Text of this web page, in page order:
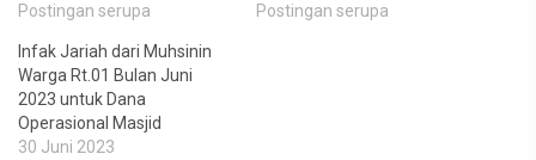
Postingan serupa
Postingan serupa
Infak Jariah dari Muhsinin
Warga Rt.01 Bulan Juni
2023 untuk Dana
Operasional Masjid
30 Juni 2023